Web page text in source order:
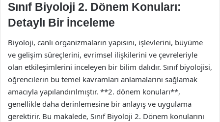
Sınıf Biyoloji 2. Dönem Konuları:
Detaylı Bir İnceleme
Biyoloji, canlı organizmaların yapısını, işlevlerini, büyüme
ve gelişim süreçlerini, evrimsel ilişkilerini ve çevreleriyle
olan etkileşimlerini inceleyen bir bilim dalıdır. Sınıf biyolojisi,
öğrencilerin bu temel kavramları anlamalarını sağlamak
amacıyla yapılandırılmıştır. **2. dönem konuları**,
genellikle daha derinlemesine bir anlayış ve uygulama
gerektirir. Bu makalede, Sınıf Biyoloji 2. Dönem konularını